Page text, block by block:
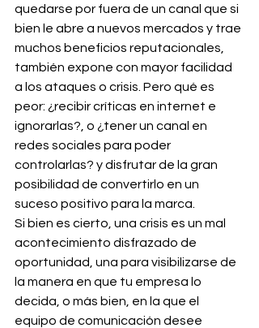
quedarse por fuera de un canal que si
bien le abre a nuevos mercados y trae
muchos beneficios reputacionales,
también expone con mayor facilidad
a los ataques o crisis. Pero qué es
peor: ¿recibir críticas en internet e
ignorarlas?, o ¿tener un canal en
redes sociales para poder
controlarlas? y disfrutar de la gran
posibilidad de convertirlo en un
suceso positivo para la marca.
Si bien es cierto, una crisis es un mal
acontecimiento disfrazado de
oportunidad, una para visibilizarse de
la manera en que tu empresa lo
decida, o más bien, en la que el
equipo de comunicación desee